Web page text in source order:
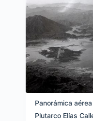
Panorámica
Plutarco Elías